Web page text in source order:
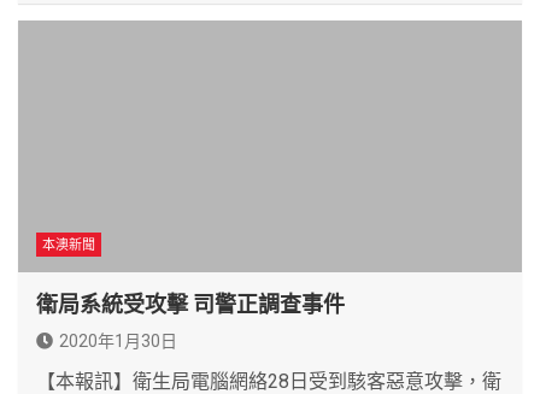
本澳新聞
衛局系統受攻擊 司警正調查事件
2020年1月30日
【本報訊】衛生局電腦網絡28日受到駭客惡意攻擊，衛